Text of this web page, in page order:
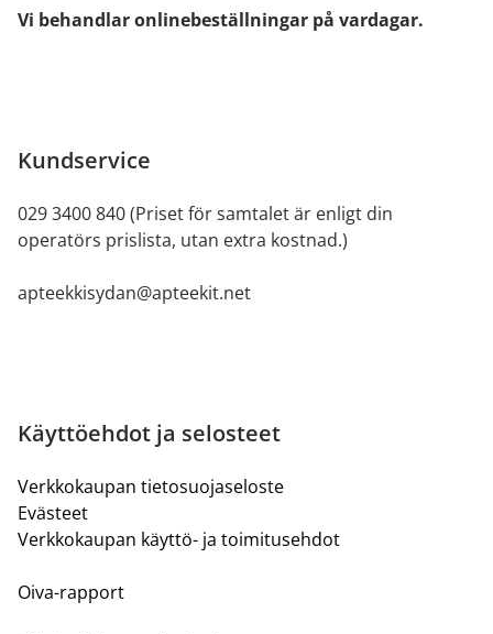
Vi behandlar onlinebeställningar på vardagar.
Kundservice
029 3400 840 (Priset för samtalet är enligt din
operatörs prislista, utan extra kostnad.)
apteekkisydan@apteekit.net
Käyttöehdot ja selosteet
Verkkokaupan tietosuojaseloste
Evästeet
Verkkokaupan käyttö- ja toimitusehdot
Oiva-rapport